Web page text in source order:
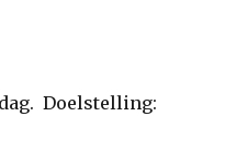
Doelstelling: